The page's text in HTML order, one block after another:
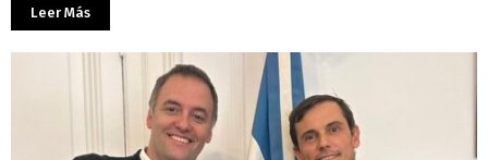
Leer Más